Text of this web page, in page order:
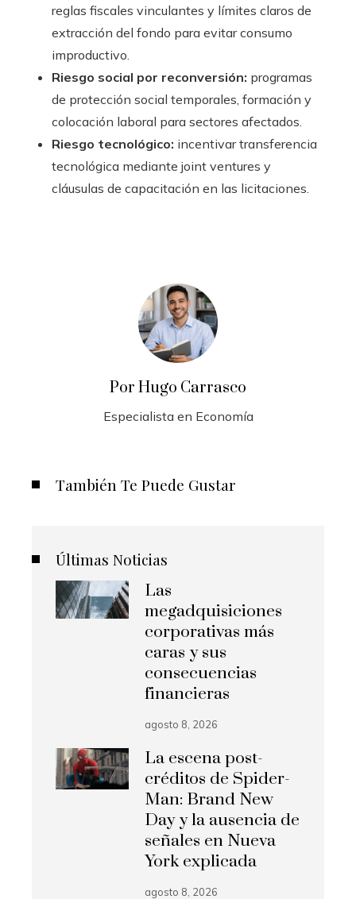
reglas fiscales vinculantes y límites claros de
extracción del fondo para evitar consumo
improductivo.
Riesgo social por reconversión: programas
de protección social temporales, formación y
colocación laboral para sectores afectados.
Riesgo tecnológico: incentivar transferencia
tecnológica mediante joint ventures y
cláusulas de capacitación en las licitaciones.
Por Hugo Carrasco
Especialista en Economía
También Te Puede Gustar
Últimas Noticias
Las
megadquisiciones
corporativas más
caras y sus
consecuencias
financieras
agosto 8, 2026
La escena post-
créditos de Spider-
Man: Brand New
Day y la ausencia de
señales en Nueva
York explicada
agosto 8, 2026